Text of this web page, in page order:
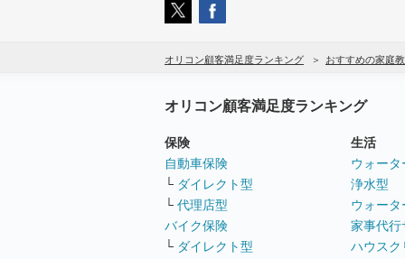
オリコン顧客満足度ランキング おすすめの家庭
オリコン顧客満足度ランキング
保険
自動車保険
└ ダイレクト型
└ 代理店型
バイク保険
└ ダイレクト型
生活
ウォー
浄水型
ウォー
家事代行
ハウスク